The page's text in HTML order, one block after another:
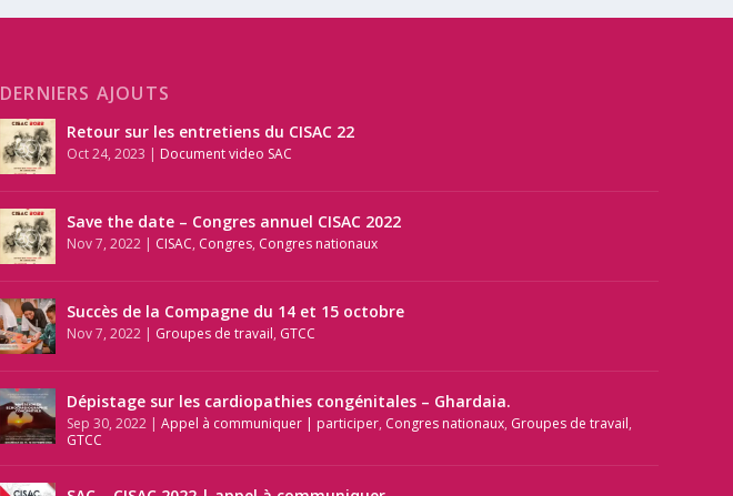
DERNIERS AJOUTS
Retour sur les entretiens du CISAC 22
Oct 24, 2023 | Document video SAC
Save the date – Congres annuel CISAC 2022
Nov 7, 2022 | CISAC, Congres, Congres nationaux
Succès de la Compagne du 14 et 15 octobre
Nov 7, 2022 | Groupes de travail, GTCC
Dépistage sur les cardiopathies congénitales – Ghardaia.
Sep 30, 2022 | Appel à communiquer | participer, Congres nationaux, Groupes de travail,
GTCC